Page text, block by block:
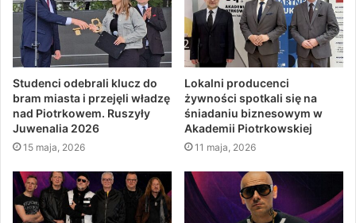
Studenci odebrali klucz do
bram miasta i przejęli władzę
nad Piotrkowem. Ruszyły
Juwenalia 2026
15 maja, 2026
Lokalni producenci
żywności spotkali się na
śniadaniu biznesowym w
Akademii Piotrkowskiej
11 maja, 2026